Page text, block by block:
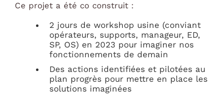
Ce projet a été co construit :
2 jours de workshop usine (conviant
opérateurs, supports, manageur, ED,
SP, OS) en 2023 pour imaginer nos
fonctionnements de demain
Des actions identifiées et pilotées au
plan progrès pour mettre en place les
solutions imaginées